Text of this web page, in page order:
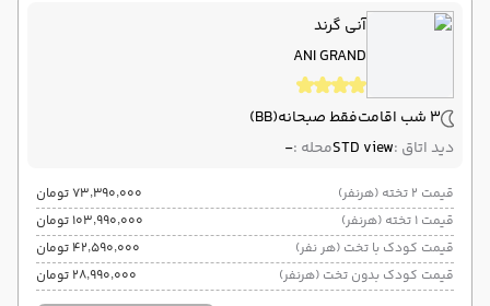
آنی گرند
ANI GRAND
3 شب اقامت فقط صبحانه(BB)
دید اتاق :STD viewمحله :-
قیمت 2 تخته (هرنفر)
۷۳٬۳۹۰٬۰۰۰ تومان
قیمت 1 تخته (هرنفر)
۱۰۳٬۹۹۰٬۰۰۰ تومان
قیمت کودک با تخت (هر نفر)
۴۲٬۵۹۰٬۰۰۰ تومان
قیمت کودک بدون تخت (هرنفر)
۲۸٬۹۹۰٬۰۰۰ تومان